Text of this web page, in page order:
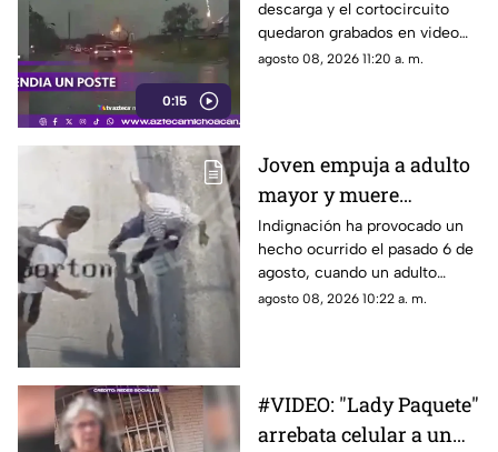
0:15
descarga y el cortocircuito
quedaron grabados en video
durante la tormenta.
agosto 08, 2026 11:20 a. m.
Joven empuja a adulto
mayor y muere
atropellado por tráiler
Indignación ha provocado un
hecho ocurrido el pasado 6 de
agosto, cuando un adulto
mayor murió atropellado por
Monterrey.
agosto 08, 2026 10:22 a. m.
#VIDEO: "Lady Paquete"
arrebata celular a un